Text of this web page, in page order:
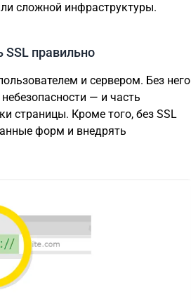
сложной инфраструктуры.
SSL правильно
и сервером. Без него
— и часть
страницы. Кроме того, без SSL
форм и внедрять